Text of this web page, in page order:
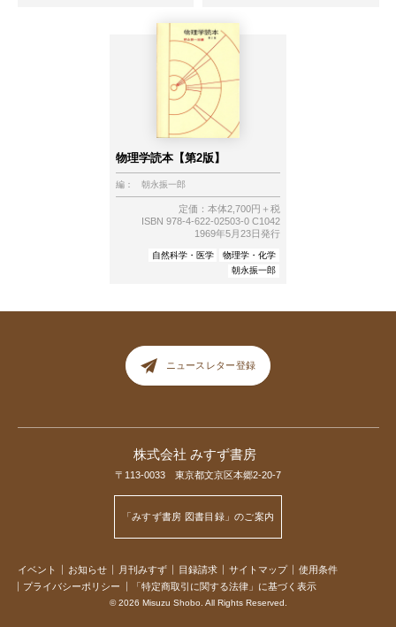
物理学読本【第2版】
編： 朝永振一郎
定価：本体2,700円＋税
ISBN 978-4-622-02503-0 C1042
1969年5月23日発行
自然科学・医学
物理学・化学
朝永振一郎
ニュースレター登録
株式会社 みすず書房
〒113-0033 東京都文京区本郷2-20-7
「みすず書房 図書目録」のご案内
イベント お知らせ 月刊みすず 目録請求 サイトマップ
使用条件
プライバシーポリシー
「特定商取引に関する法律」に基づく表示
© 2026 Misuzu Shobo. All Rights Reserved.